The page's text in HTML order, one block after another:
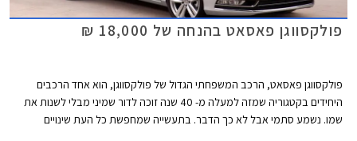
פולקסווגן פאסאט בהנחה של 18,000 ₪
פולקסווגן פאסאט, הרכב המשפחתי הגדול של פולקסווגן, הוא אחד הרכבים
היחידים בקטגוריה שמזה למעלה מ- 40 שנה זוכה לדור שמיני מבלי לשנות את
שמו. נשמע סתמי אבל לא כך הדבר. בתעשייה שמחפשת כל העת שינויים